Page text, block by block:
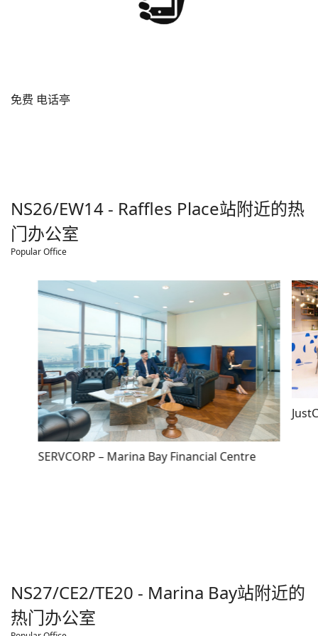
免费 电话亭
NS26/EW14 - Raffles Place站附近的热
门办公室
Popular Office
SERVCORP – Marina Bay Financial Centre
NS27/CE2/TE20 - Marina Bay站附近的
热门办公室